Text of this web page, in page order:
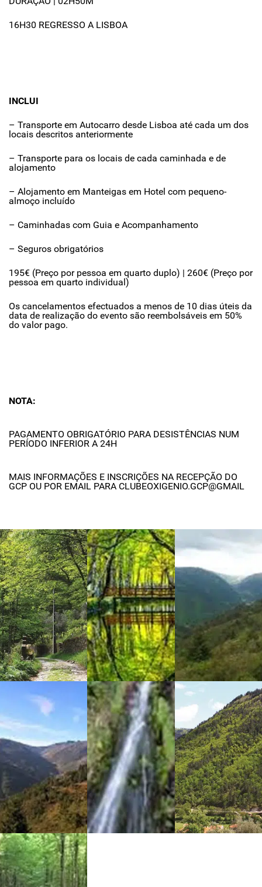
16H30 REGRESSO A LISBOA
INCLUI
– Transporte em Autocarro desde Lisboa até cada um dos
locais descritos anteriormente
– Transporte para os locais de cada caminhada e de
alojamento
– Alojamento em Manteigas em Hotel com pequeno-
almoço incluído
– Caminhadas com Guia e Acompanhamento
– Seguros obrigatórios
195€ (Preço por pessoa em quarto duplo) | 260€ (Preço por
pessoa em quarto individual)
Os cancelamentos efectuados a menos de 10 dias úteis da
data de realização do evento são reembolsáveis em 50%
do valor pago.
NOTA:
PAGAMENTO OBRIGATÓRIO PARA DESISTÊNCIAS NUM
PERÍODO INFERIOR A 24H
MAIS INFORMAÇÕES E INSCRIÇÕES NA RECEPÇÃO DO
GCP OU POR EMAIL PARA CLUBEOXIGENIO.GCP@GMAIL